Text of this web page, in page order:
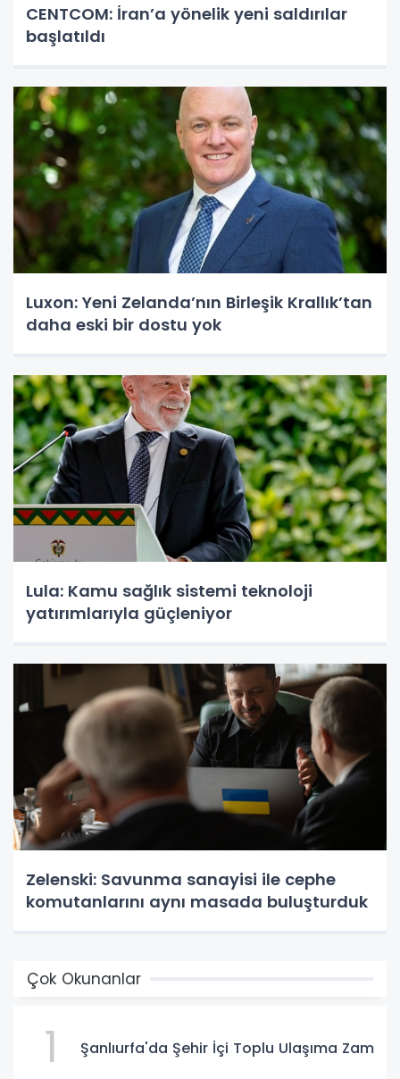
CENTCOM: İran’a yönelik yeni saldırılar
başlatıldı
Luxon: Yeni Zelanda’nın Birleşik Krallık’tan
daha eski bir dostu yok
Lula: Kamu sağlık sistemi teknoloji
yatırımlarıyla güçleniyor
Zelenski: Savunma sanayisi ile cephe
komutanlarını aynı masada buluşturduk
Çok Okunanlar
1 Şanlıurfa'da Şehir İçi Toplu Ulaşıma Zam